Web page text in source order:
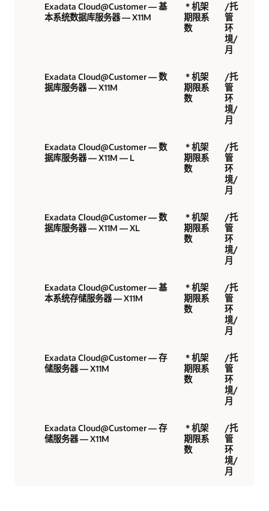
Exadata Cloud@Customer — 基
本系统数据库服务器 — X11M
* 机架
期限系
数
/托
管
环
境/
月
Exadata Cloud@Customer — 数
据库服务器 — X11M
* 机架
期限系
数
/托
管
环
境/
月
Exadata Cloud@Customer — 数
据库服务器 — X11M — L
* 机架
期限系
数
/托
管
环
境/
月
Exadata Cloud@Customer — 数
据库服务器 — X11M — XL
* 机架
期限系
数
/托
管
环
境/
月
Exadata Cloud@Customer — 基
本系统存储服务器 — X11M
* 机架
期限系
数
/托
管
环
境/
月
Exadata Cloud@Customer — 存
储服务器 — X11M
* 机架
期限系
数
/托
管
环
境/
月
Exadata Cloud@Customer — 存
储服务器 — X11M
* 机架
期限系
数
/托
管
环
境/
月